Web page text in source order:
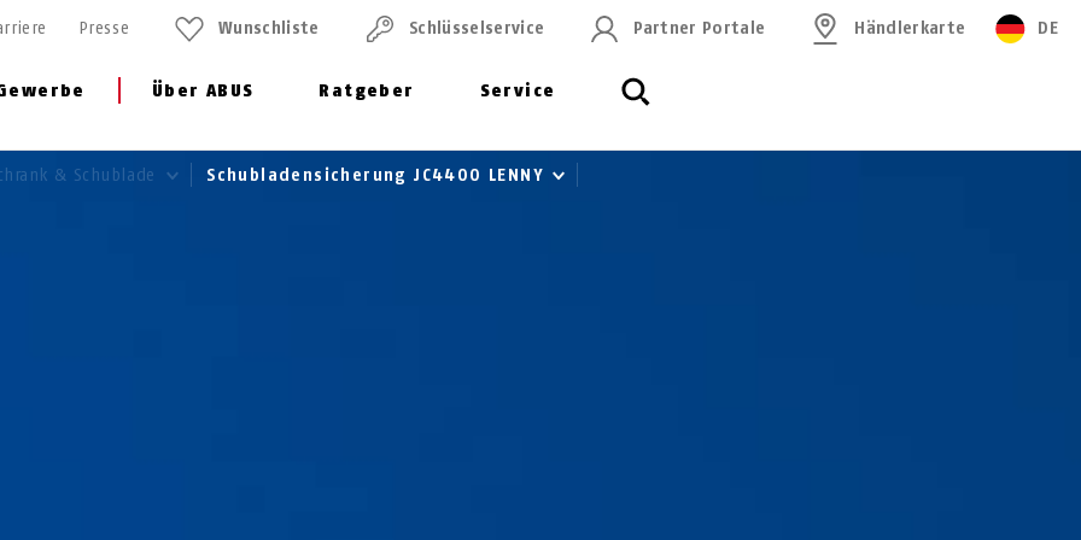
Über ABUS Ratgeber Service
Presse Wunschliste Schlüssel­service Partner Portale Händlerkarte DE
& Schublade Schubladensicherung JC4400 LENNY